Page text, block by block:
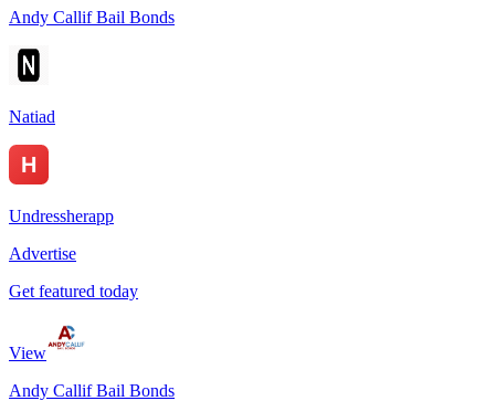
Andy Callif Bail Bonds
Natiad
Undressherapp
Advertise
Get featured today
View
Andy Callif Bail Bonds